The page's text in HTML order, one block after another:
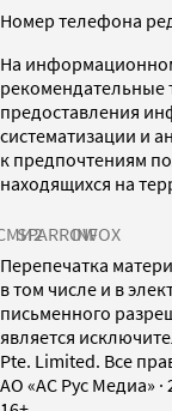
Номер телефона
На
предоставления
систематизации и
к предпочтениям
находящихся на
SPARROWINFOX
Перепечатка
в том числе и в
письменного
является
Pte. Limited. Все
AO «АС Рус Медиа» ·